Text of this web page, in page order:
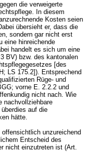
die verweigerte
In diesem
Kosten seien
übersieht er, dass die
sondern gar nicht erst
eine hinreichende
handelt es sich um eine
BV) bzw. des kantonalen
[des
LS 175.2]). Entsprechend
Rüge- und
; vorne E. 2.2.2 und
nicht nach. Wie
nachvollziehbare
auf die
hätte.
unzureichend
Entscheid des
nicht einzutreten ist (Art.